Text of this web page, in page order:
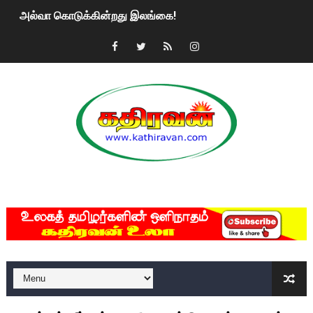
அல்வா கொடுக்கின்றது இலங்கை!
2ஆம் நாள் உக்ரைன் யுத்தம்!! எங்களைத் தனிமையில்
மகிந்த ராஜபக்சே பதவி விலக திட்டம்?
ரவுடி பேபிக்கு நடந்த தரமான சம்பவம்.. ஆபாச வீடியோக்களால்
குண்டை தூக்கிப்போட்ட ஆய்வு…. இந்தியாவின் “கோவிஷீல்டு”
யாழில் தமிழின தலைவர் பிரபாகரனின் பிறந்தநாளை
ஏர்போர்ட்டில் உதைத்த நபர் யார், என்ன நடந்தது?: உண்மையை
சீனா இலங்கையிடம் 8 மில்லியன் அமெரிக்க டொலர் நட்டஈடு